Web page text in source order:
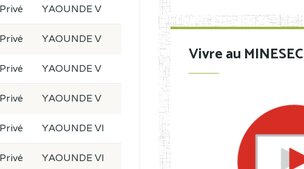
Privé YAOUNDE V
Privé YAOUNDE V
Privé YAOUNDE V
Privé YAOUNDE V
Privé YAOUNDE VI
Privé YAOUNDE VI
Vivre au MINESEC